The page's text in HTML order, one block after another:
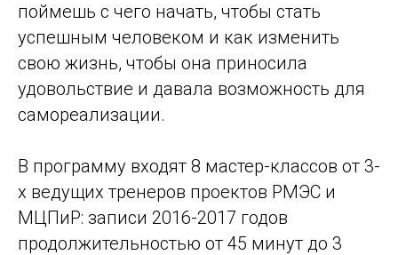
поймешь с чего начать, чтобы стать
успешным человеком и как изменить
свою жизнь, чтобы она приносила
удовольствие и давала возможность для
самореализации.
В программу входят 8 мастер-классов от 3-
х ведущих тренеров проектов РМЭС и
МЦПиР: записи 2016-2017 годов
продолжительностью от 45 минут до 3